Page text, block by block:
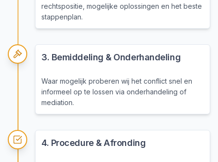
rechtspositie, mogelijke oplossingen en het beste
stappenplan.
3. Bemiddeling & Onderhandeling
Waar mogelijk proberen wij het conflict snel en
informeel op te lossen via onderhandeling of
mediation.
4. Procedure & Afronding